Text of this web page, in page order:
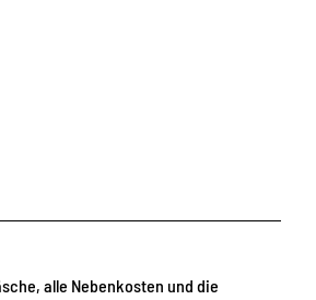
alle Nebenkosten und die